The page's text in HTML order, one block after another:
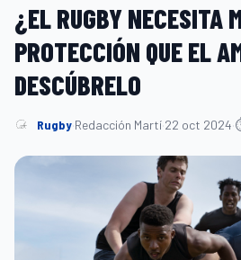
¿EL RUGBY NECESITA
PROTECCIÓN QUE EL
DESCÚBRELO
Rugby·Redacción Martí·22 oct 2024·